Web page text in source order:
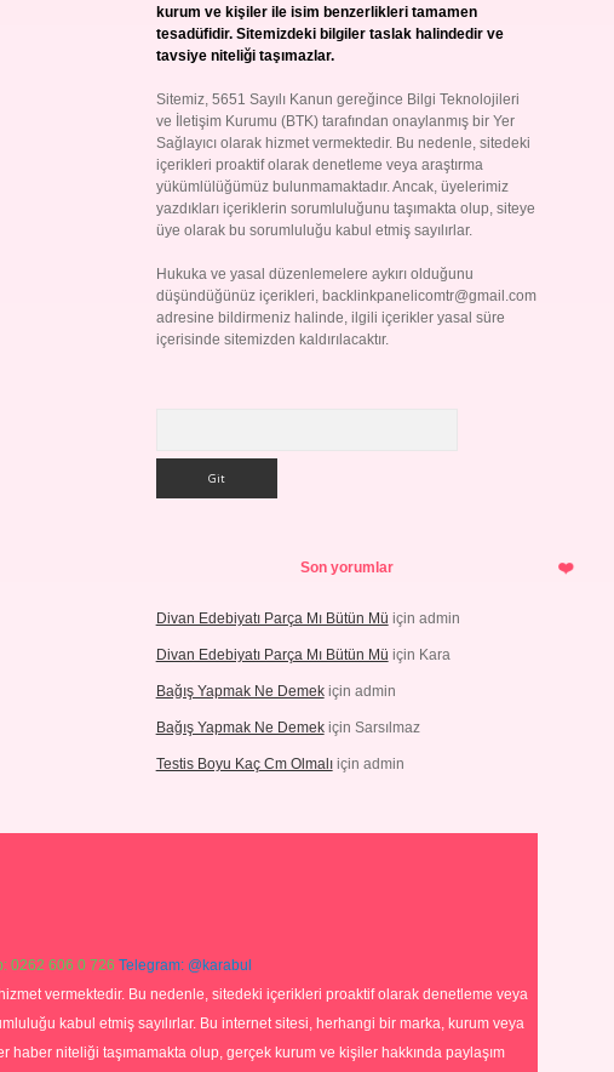
kurum ve kişiler ile isim benzerlikleri tamamen
tesadüfidir. Sitemizdeki bilgiler taslak halindedir ve
tavsiye niteliği taşımazlar.
Sitemiz, 5651 Sayılı Kanun gereğince Bilgi Teknolojileri
ve İletişim Kurumu (BTK) tarafından onaylanmış bir Yer
Sağlayıcı olarak hizmet vermektedir. Bu nedenle, sitedeki
içerikleri proaktif olarak denetleme veya araştırma
yükümlülüğümüz bulunmamaktadır. Ancak, üyelerimiz
yazdıkları içeriklerin sorumluluğunu taşımakta olup, siteye
üye olarak bu sorumluluğu kabul etmiş sayılırlar.
Hukuka ve yasal düzenlemelere aykırı olduğunu
düşündüğünüz içerikleri, backlinkpanelicomtr@gmail.com
adresine bildirmeniz halinde, ilgili içerikler yasal süre
içerisinde sitemizden kaldırılacaktır.
Son yorumlar
Divan Edebiyatı Parça Mı Bütün Mü için admin
Divan Edebiyatı Parça Mı Bütün Mü için Kara
Bağış Yapmak Ne Demekiçin admin
Bağış Yapmak Ne Demekiçin Sarsılmaz
Testis Boyu Kaç Cm Olmalıiçin admin
0262 606 0 726 Telegram: @karabul
vermektedir. Bu nedenle, sitedeki içerikleri proaktif olarak denetleme veya
kabul etmiş sayılırlar. Bu internet sitesi, herhangi bir marka, kurum veya
haber niteliği taşımamakta olup, gerçek kurum ve kişiler hakkında paylaşım